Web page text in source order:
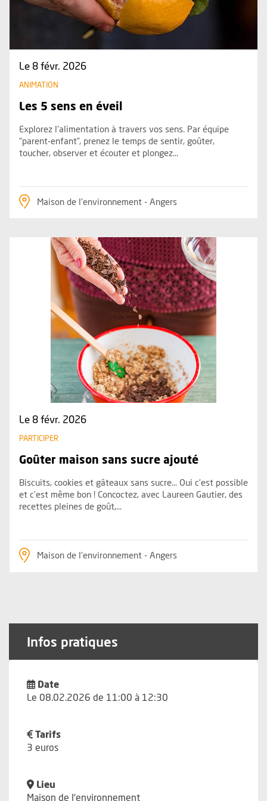
Le 8 févr. 2026
ANIMATION
Les 5 sens en éveil
Explorez l'alimentation à travers vos sens. Par équipe
“parent-enfant”, prenez le temps de sentir, goûter,
toucher, observer et écouter et plongez...
Maison de l'environnement - Angers
Le 8 févr. 2026
PARTICIPER
Goûter maison sans sucre ajouté
Biscuits, cookies et gâteaux sans sucre... Oui c’est possible
et c’est même bon ! Concoctez, avec Laureen Gautier, des
recettes pleines de goût,...
Maison de l'environnement - Angers
Plus d'information sur l'évènement : Goûter maison sans
Infos pratiques
Date
Le 08.02.2026 de 11:00 à 12:30
Tarifs
3 euros
Lieu
Maison de l'environnement